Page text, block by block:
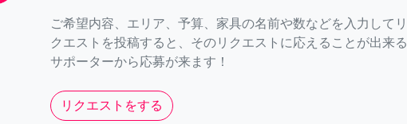
ご希望内容、エリア、予算、家具の名前や数などを入力してリ
クエストを投稿すると、そのリクエストに応えることが出来る
サポーターから応募が来ます！
リクエストをする